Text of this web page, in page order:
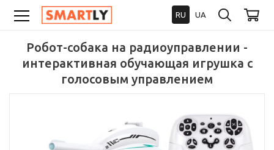
RU UA
Робот-собака на радиоуправлении -
интерактивная обучающая игрушка с
голосовым управлением